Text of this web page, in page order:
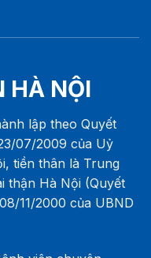
HÀ NỘI
lập theo Quyết
07/2009 của Uỷ
tiền thân là Trung
thận Hà Nội (Quyết
11/2000 của UBND